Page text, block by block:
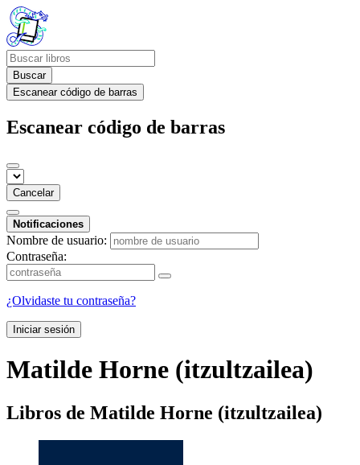
Buscar
Escanear código de barras
Escanear código de barras
Cancelar
Notificaciones
Nombre de usuario:
Contraseña:
¿Olvidaste tu contraseña?
Iniciar sesión
Matilde Horne (itzultzailea)
Libros de Matilde Horne (itzultzailea)